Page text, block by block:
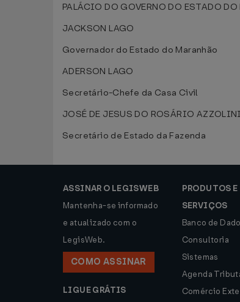
PALÁCIO DO GOVERNO DO ESTADO
JACKSON LAGO
Governador do Estado do Maranhão
ADERSON LAGO
Secretário-Chefe da Casa Civil
JOSÉ DE JESUS DO ROSÁRIO AZZOLINI
Secretário de Estado da Fazenda
ASSINAR O LEGISWEB
Mantenha-se informado
e atualizado com o
LegisWeb.
COMO ASSINAR
LIGUE GRÁTIS
PRODUTOS E
SERVIÇOS
Banco de
Consultoria
Sistemas
Agenda
Comércio